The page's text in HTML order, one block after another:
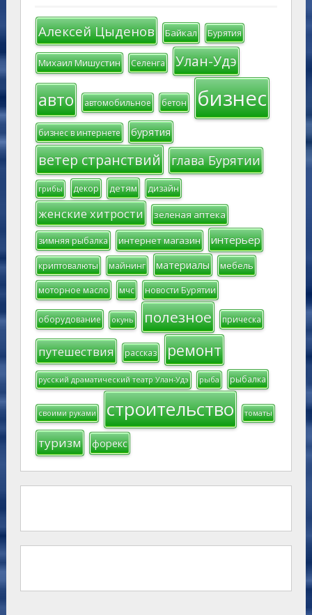
Алексей Цыденов Байкал Бурятия
Михаил Мишустин Селенга Улан-Удэ
авто автомобильное бетон бизнес
бизнес в интернете бурятия
ветер странствий глава Бурятии
грибы декор детям дизайн
женские хитрости зеленая аптека
зимняя рыбалка интернет магазин интерьер
криптовалюты майнинг материалы мебель
моторное масло мчс новости Бурятии
оборудование окунь полезное прическа
путешествия рассказ ремонт
русский драматический театр Улан-Удэ рыба рыбалка
своими руками строительство томаты
туризм форекс